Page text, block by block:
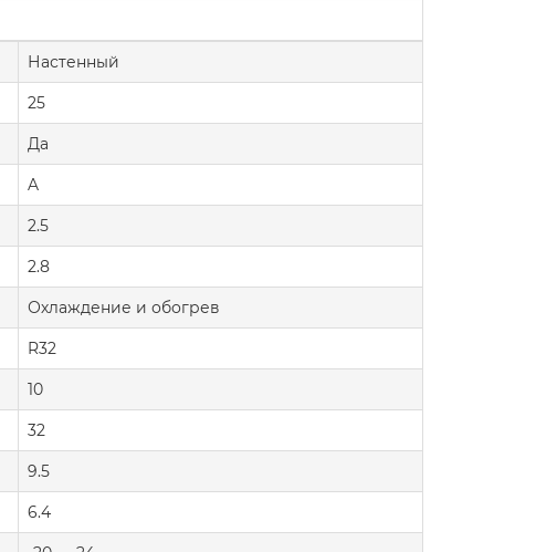
Настенный
25
Да
A
2.5
2.8
Охлаждение и обогрев
R32
10
32
9.5
6.4